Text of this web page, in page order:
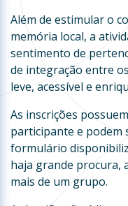
Além de estimular o
memória local, a
sentimento de
de integração entre
leve, acessível e
As inscrições
participante e podem
formulário
haja grande procura,
mais de um grupo.